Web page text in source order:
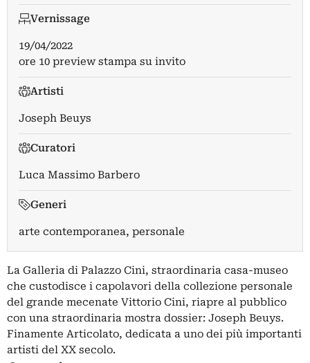
Vernissage
19/04/2022
ore 10 preview stampa su invito
Artisti
Joseph Beuys
Curatori
Luca Massimo Barbero
Generi
arte contemporanea, personale
La Galleria di Palazzo Cini, straordinaria casa-museo
che custodisce i capolavori della collezione personale
del grande mecenate Vittorio Cini, riapre al pubblico
con una straordinaria mostra dossier: Joseph Beuys.
Finamente Articolato, dedicata a uno dei più importanti
artisti del XX secolo.